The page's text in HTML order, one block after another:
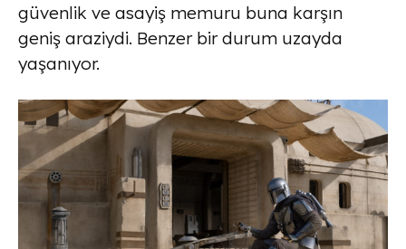
güvenlik ve asayiş memuru buna karşın
geniş araziydi. Benzer bir durum uzayda
yaşanıyor.